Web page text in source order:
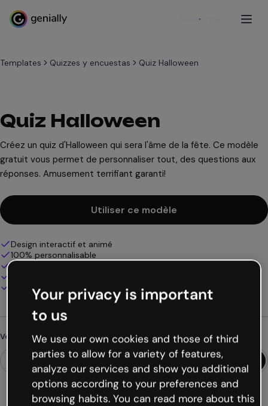
S'inscrire
Templates Quizzes y encuestas Quiz Halloween
Quiz Halloween
Créez un quiz d'Halloween qui sera l'âme de la fête. Ce modèle
gratuit vous permet de personnaliser tout, des questions aux
réponses. Amusement terrifiant garanti!
Utiliser ce modèle
Design interactif et animé
100% personnalisable
Ajoutez audio, vidéo et multimédia
Téléchargez en PDF, MP4 et autres formats
Vous cherchez autre chose ?
Your privacy is important
to us
We use our own cookies and those of third
parties to allow for a variety of features,
analyze our services and show you additional
options according to your preferences and
browsing habits. You can read more about this